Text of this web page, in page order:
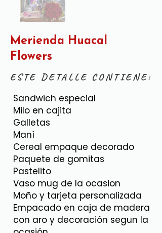
Merienda Huacal
Flowers
ESTE DETALLE CONTIENE:
Sandwich especial
Milo en cajita
Galletas
Maní
Cereal empaque decorado
Paquete de gomitas
Pastelito
Vaso mug de la ocasion
Moño y tarjeta personalizada
Empacado en caja de madera
con aro y decoración segun la